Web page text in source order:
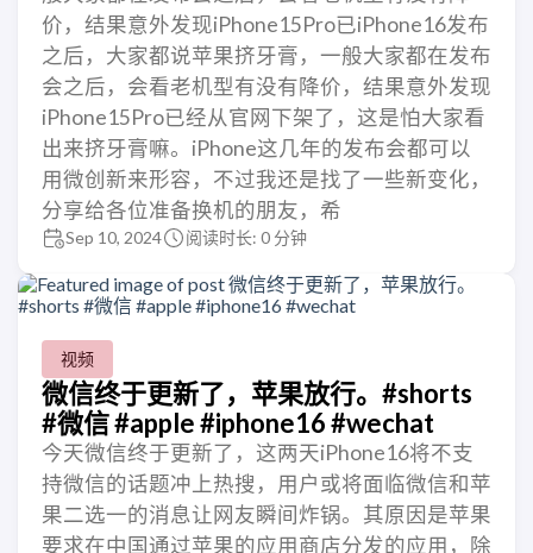
价，结果意外发现iPhone15Pro已iPhone16发布
之后，大家都说苹果挤牙膏，一般大家都在发布
会之后，会看老机型有没有降价，结果意外发现
iPhone15Pro已经从官网下架了，这是怕大家看
出来挤牙膏嘛。iPhone这几年的发布会都可以
用微创新来形容，不过我还是找了一些新变化，
分享给各位准备换机的朋友，希
Sep 10, 2024 阅读时长: 0 分钟
视频
微信终于更新了，苹果放行。#shorts
#微信 #apple #iphone16 #wechat
今天微信终于更新了，这两天iPhone16将不支
持微信的话题冲上热搜，用户或将面临微信和苹
果二选一的消息让网友瞬间炸锅。其原因是苹果
要求在中国通过苹果的应用商店分发的应用，除